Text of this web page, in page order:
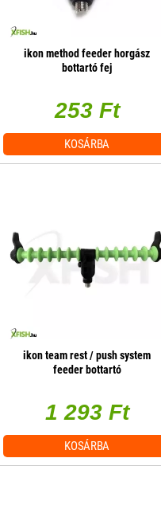
ikon method feeder horgász
bottartó fej
253 Ft
KOSÁRBA
ikon team rest / push system
feeder bottartó
1 293 Ft
KOSÁRBA